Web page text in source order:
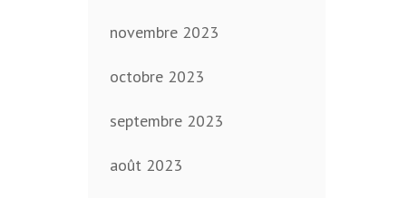
novembre 2023
octobre 2023
septembre 2023
août 2023